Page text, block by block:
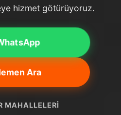
hizmet götürüyoruz.
Ara
MAHALLELERI